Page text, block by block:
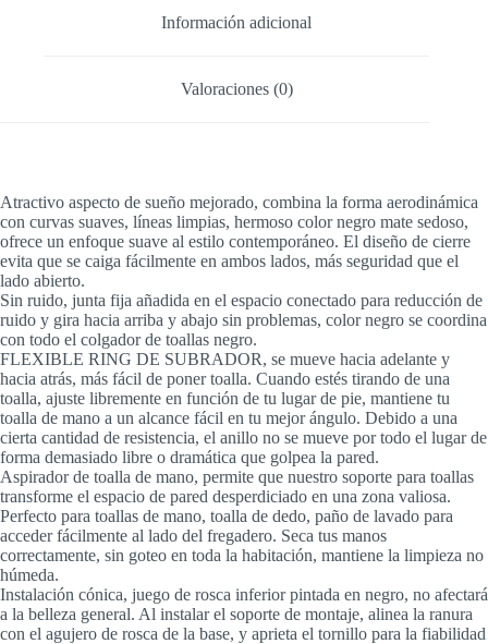
Información adicional
Valoraciones (0)
Atractivo aspecto de sueño mejorado, combina la forma aerodinámica
con curvas suaves, líneas limpias, hermoso color negro mate sedoso,
ofrece un enfoque suave al estilo contemporáneo. El diseño de cierre
evita que se caiga fácilmente en ambos lados, más seguridad que el
lado abierto.
Sin ruido, junta fija añadida en el espacio conectado para reducción de
ruido y gira hacia arriba y abajo sin problemas, color negro se coordina
con todo el colgador de toallas negro.
FLEXIBLE RING DE SUBRADOR, se mueve hacia adelante y
hacia atrás, más fácil de poner toalla. Cuando estés tirando de una
toalla, ajuste libremente en función de tu lugar de pie, mantiene tu
toalla de mano a un alcance fácil en tu mejor ángulo. Debido a una
cierta cantidad de resistencia, el anillo no se mueve por todo el lugar de
forma demasiado libre o dramática que golpea la pared.
Aspirador de toalla de mano, permite que nuestro soporte para toallas
transforme el espacio de pared desperdiciado en una zona valiosa.
Perfecto para toallas de mano, toalla de dedo, paño de lavado para
acceder fácilmente al lado del fregadero. Seca tus manos
correctamente, sin goteo en toda la habitación, mantiene la limpieza no
húmeda.
Instalación cónica, juego de rosca inferior pintada en negro, no afectará
a la belleza general. Al instalar el soporte de montaje, alinea la ranura
con el agujero de rosca de la base, y aprieta el tornillo para la fiabilidad